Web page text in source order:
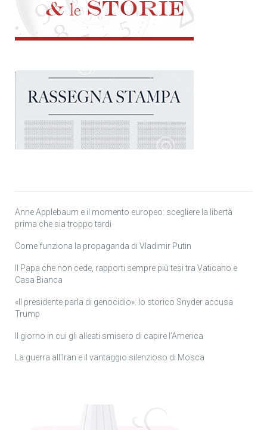
Anne Applebaum e il momento europeo: scegliere la libertà
prima che sia troppo tardi
Come funziona la propaganda di Vladimir Putin
Il Papa che non cede, rapporti sempre più tesi tra Vaticano e
Casa Bianca
«Il presidente parla di genocidio»: lo storico Snyder accusa
Trump
Il giorno in cui gli alleati smisero di capire l’America
La guerra all’Iran e il vantaggio silenzioso di Mosca